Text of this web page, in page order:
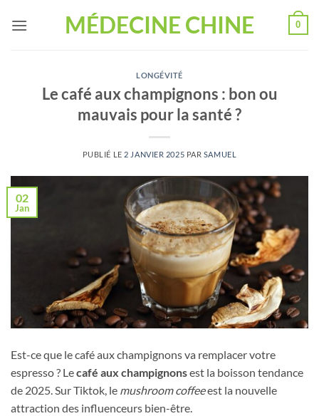
MÉDECINE CHINE 0
LONGÉVITÉ
Le café aux champignons : bon ou
mauvais pour la santé ?
PUBLIÉ LE 2 JANVIER 2025 PAR SAMUEL
02
Jan
Est-ce que le café aux champignons va remplacer votre
espresso ? Lecafé aux champignonsest la boisson tendance
de 2025. Sur Tiktok, le mushroom coffeeest la nouvelle
attraction des influenceurs bien-être.